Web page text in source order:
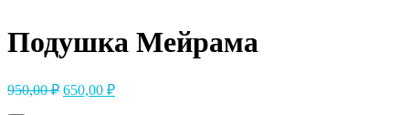
Подушка Мейрама
950,00₽ Первоначальная
650,00 ₽Текущая